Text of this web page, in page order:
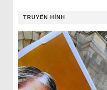
TRUYỀN HÌNH